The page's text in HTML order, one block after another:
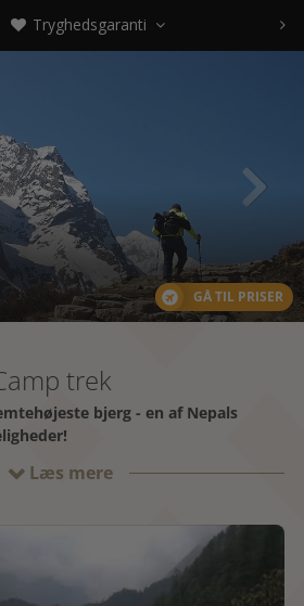
 Tryghedsgaranti  
GÅ TIL PRISER

trek
bjerg - en af Nepals
 Læs mere